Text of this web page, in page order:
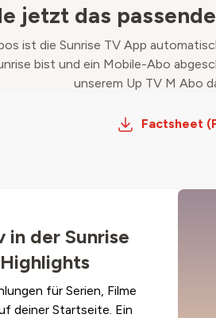
jetzt das
ist die Sunrise TV App
bist und ein Mobile-Abo
unserem Up TV M Abo
Factsheet
in der Sunrise
für Serien, Filme
deiner Startseite. Ein